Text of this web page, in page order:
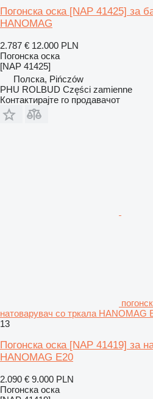
Погонска оска [NAP 41425] за
HANOMAG
2.787 € 12.000 PLN
Погонска оска
[NAP 41425]
Полска, Pińczów
PHU ROLBUD Części zamienne
Контактирајте го продавачот
натоварувач со тркала HANOMAG
13
Погонска оска [NAP 41419] за
HANOMAG E20
2.090 € 9.000 PLN
Погонска оска